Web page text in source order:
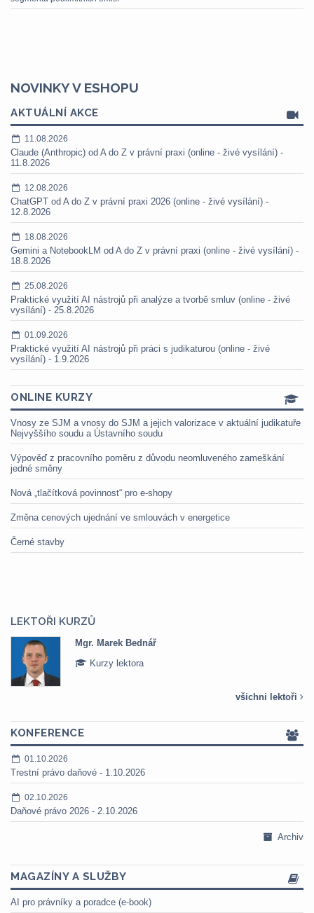
NOVINKY V ESHOPU
AKTUÁLNÍ AKCE
11.08.2026
Claude (Anthropic) od A do Z v právní praxi (online - živé vysílání) -
11.8.2026
12.08.2026
ChatGPT od A do Z v právní praxi 2026 (online - živé vysílání) -
12.8.2026
18.08.2026
Gemini a NotebookLM od A do Z v právní praxi (online - živé vysílání) -
18.8.2026
25.08.2026
Praktické využití AI nástrojů při analýze a tvorbě smluv (online - živé
vysílání) - 25.8.2026
01.09.2026
Praktické využití AI nástrojů při práci s judikaturou (online - živé
vysílání) - 1.9.2026
ONLINE KURZY
Vnosy ze SJM a vnosy do SJM a jejich valorizace v aktuální judikatuře
Nejvyššího soudu a Ústavního soudu
Výpověď z pracovního poměru z důvodu neomluveného zameškání
jedné směny
Nová „tlačítková povinnost“ pro e-shopy
Změna cenových ujednání ve smlouvách v energetice
Černé stavby
LEKTOŘI KURZŮ
Mgr. Marek Bednář
Kurzy lektora
všichni lektoři
KONFERENCE
01.10.2026
Trestní právo daňové - 1.10.2026
02.10.2026
Daňové právo 2026 - 2.10.2026
Archiv
MAGAZÍNY A SLUŽBY
AI pro právníky a poradce (e-book)